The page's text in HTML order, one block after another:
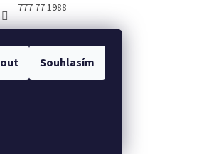
Souhlasím
777 77 1988